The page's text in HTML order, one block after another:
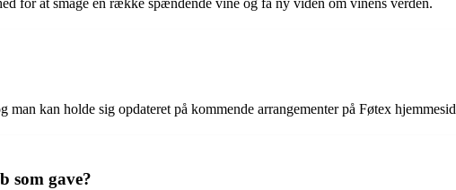
for at smage en række spændende vine og få ny viden om vinens verden.
kan holde sig opdateret på kommende arrangementer på Føtex
som gave?